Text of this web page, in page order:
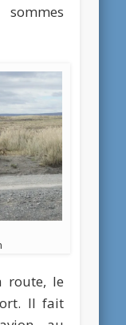
route, le
Il fait